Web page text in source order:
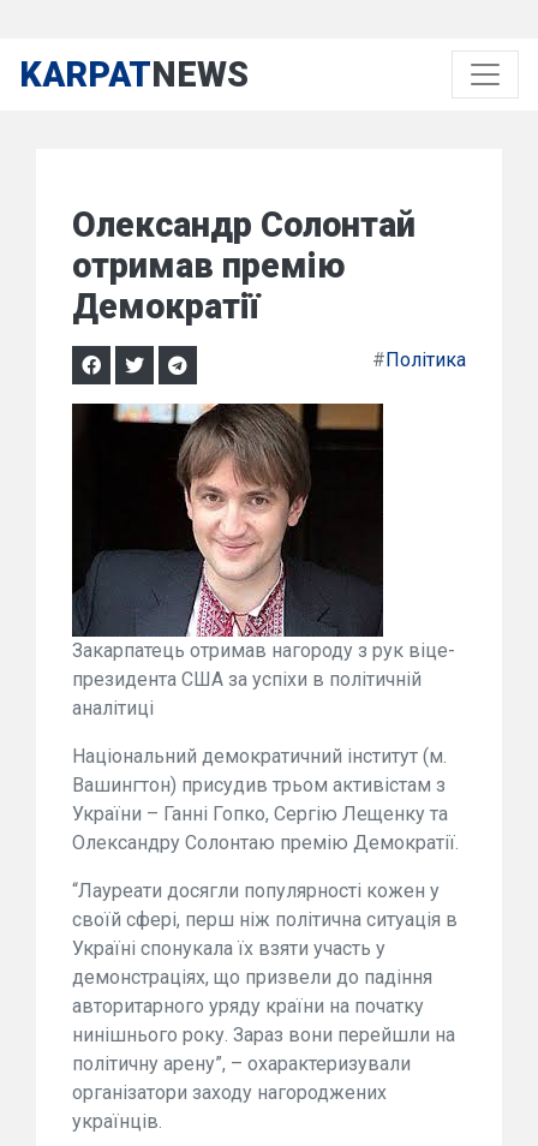
KARPATNEWS
Олександр Солонтай
отримав премію
Демократії
#Політика
Закарпатець отримав нагороду з рук віце-
президента США за успіхи в політичній
аналітиці
Національний демократичний інститут (м.
Вашингтон) присудив трьом активістам з
України – Ганні Гопко, Сергію Лещенку та
Олександру Солонтаю премію Демократії.
“Лауреати досягли популярності кожен у
своїй сфері, перш ніж політична ситуація в
Україні спонукала їх взяти участь у
демонстраціях, що призвели до падіння
авторитарного уряду країни на початку
нинішнього року. Зараз вони перейшли на
політичну арену”, – охарактеризували
організатори заходу нагороджених
українців.